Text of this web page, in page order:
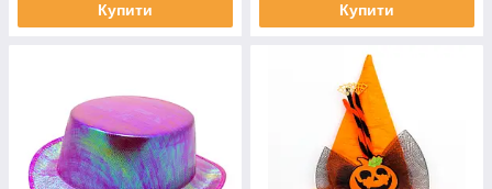
Купити Купити